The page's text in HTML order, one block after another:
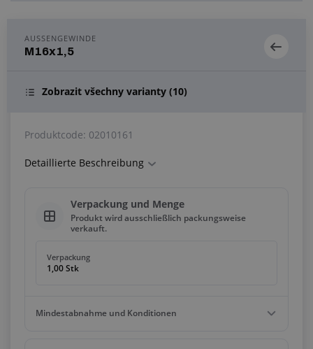
AUSSENGEWINDE
M16x1,5
Zobrazit všechny varianty (10)
Produktcode: 02010161
Detaillierte Beschreibung
Verpackung und Menge
Produkt wird ausschließlich packungsweise
verkauft.
Verpackung
1,00 Stk
Mindestabnahme und Konditionen